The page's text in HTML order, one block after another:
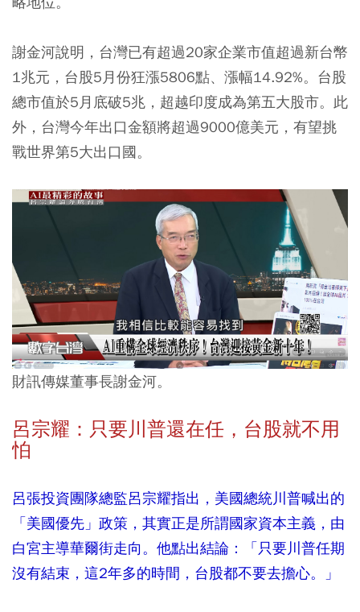
謝金河說明，台灣已有超過20家企業市值超過新台幣
1兆元，台股5月份狂漲5806點、漲幅14.92%。台股
總市值於5月底破5兆，超越印度成為第五大股市。此
外，台灣今年出口金額將超過9000億美元，有望挑
戰世界第5大出口國。
財訊傳媒董事長謝金河。
呂宗耀：只要川普還在任，台股就不用
怕
呂張投資團隊總監呂宗耀指出，美國總統川普喊出的
「美國優先」政策，其實正是所謂國家資本主義，由
白宮主導華爾街走向。他點出結論：「只要川普任期
沒有結束，這2年多的時間，台股都不要去擔心。」